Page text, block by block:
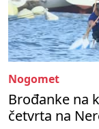
Nogomet
Brođanke na
četvrta na